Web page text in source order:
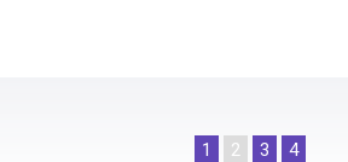
1 2 3 4